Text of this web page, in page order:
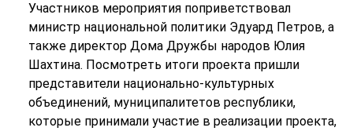
Участников мероприятия поприветствовал
министр национальной политики Эдуард Петров, а
также директор Дома Дружбы народов Юлия
Шахтина. Посмотреть итоги проекта пришли
представители национально-культурных
объединений, муниципалитетов республики,
которые принимали участие в реализации проекта,